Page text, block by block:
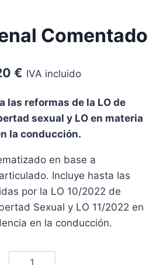
Comentado
€ El
actual
es:
IVA incluido
las reformas de la LO de
sexual y LO en materia
la conducción.
en base a
Incluye hasta las
por la LO 10/2022 de
Sexual y LO 11/2022 en
en la conducción.
Código